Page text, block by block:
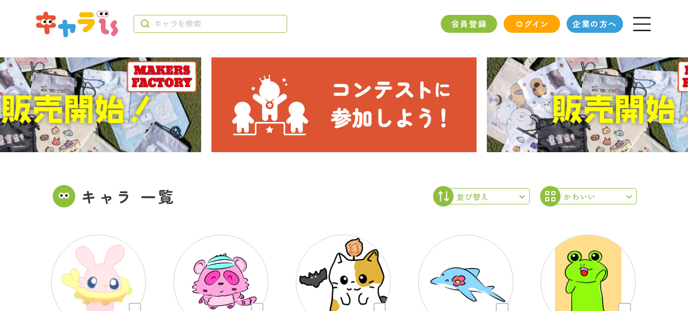
会員登録 ログイン 企業の方へ
キャラ 一覧